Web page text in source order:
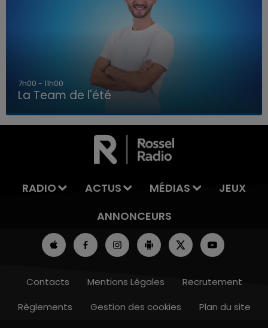
LA TEAM DE L'ÉTÉ
7h00 - 11h00
La Team de l'été
RADIO ACTUS MÉDIAS
JEUX
ANNONCEURS
Contacts Mentions Légales
Recrutement
Règlements
Gestion des cookies Plan du site